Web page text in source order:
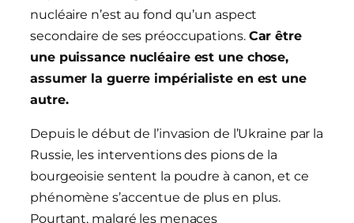
nucléaire n’est au fond qu’un aspect
secondaire de ses préoccupations. Car être
une puissance nucléaire est une chose,
assumer la guerre impérialiste en est une
autre.
Depuis le début de l’invasion de l’Ukraine par la
Russie, les interventions des pions de la
bourgeoisie sentent la poudre à canon, et ce
phénomène s’accentue de plus en plus.
Pourtant, malgré les menaces